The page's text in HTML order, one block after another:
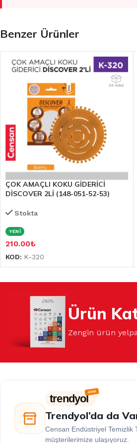
Benzer Ürünler
ÇOK AMAÇLI KOKU GİDERİCİ
DİSCOVER 2Lİ (148-051-52-53)
Stokta
YENİ
210.00₺
KOD: K-320
Ürün
Zengin ürün
trendyol
Trendyol’da da
Censan Endüstriyel Temizlik
müşterilerimize ulaşıyoruz.